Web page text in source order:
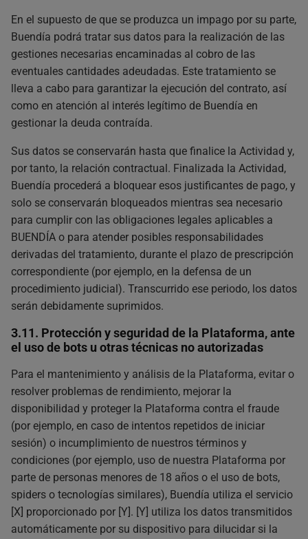
En el supuesto de que se produzca un impago por su parte,
Buendía podrá tratar sus datos para la realización de las
gestiones necesarias encaminadas al cobro de las
eventuales cantidades adeudadas. Este tratamiento se
lleva a cabo para garantizar la ejecución del contrato, así
como en atención al interés legítimo de Buendía en
gestionar la deuda contraída.
Sus datos se conservarán hasta que finalice la Actividad y,
por tanto, la relación contractual. Finalizada la Actividad,
Buendía procederá a bloquear esos justificantes de pago, y
solo se conservarán bloqueados mientras sea necesario
para cumplir con las obligaciones legales aplicables a
BUENDÍA o para atender posibles responsabilidades
derivadas del tratamiento, durante el plazo de prescripción
correspondiente (por ejemplo, en la defensa de un
procedimiento judicial). Transcurrido ese periodo, los datos
serán debidamente suprimidos.
3.11. Protección y seguridad de la Plataforma, ante
el uso de bots u otras técnicas no autorizadas
Para el mantenimiento y análisis de la Plataforma, evitar o
resolver problemas de rendimiento, mejorar la
disponibilidad y proteger la Plataforma contra el fraude
(por ejemplo, en caso de intentos repetidos de iniciar
sesión) o incumplimiento de nuestros términos y
condiciones (por ejemplo, uso de nuestra Plataforma por
parte de personas menores de 18 años o el uso de bots,
spiders o tecnologías similares), Buendía utiliza el servicio
[X] proporcionado por [Y]. [Y] utiliza los datos transmitidos
automáticamente por su dispositivo para dilucidar si la